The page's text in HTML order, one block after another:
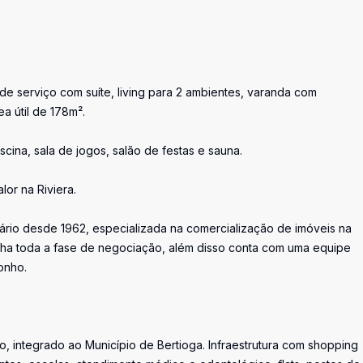
serviço com suíte, living para 2 ambientes, varanda com
útil de 178m².
sala de jogos, salão de festas e sauna.
na Riviera.
desde 1962, especializada na comercialização de imóveis na
toda a fase de negociação, além disso conta com uma equipe
integrado ao Município de Bertioga. Infraestrutura com shopping